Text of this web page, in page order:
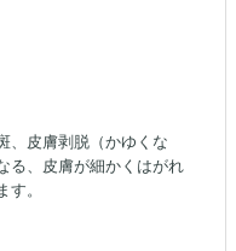
、皮膚剥脱（かゆくな
る、皮膚が細かくはがれ
。